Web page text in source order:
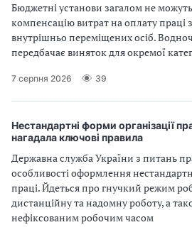
Бюджетні установи загалом не
компенсацію витрат на оплату праці
внутрішньо переміщених осіб.
передбачає виняток для окремої
7 серпня 2026 39
Нестандартні форми організації
нагадала ключові правила
Державна служба України з питань
особливості оформлення
праці. Йдеться про гнучкий режим
дистанційну та надомну роботу, а
нефіксованим робочим часом